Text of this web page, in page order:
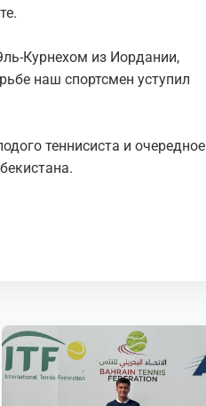
Курнехом из Иордании,
наш спортсмен уступил
теннисиста и очередное